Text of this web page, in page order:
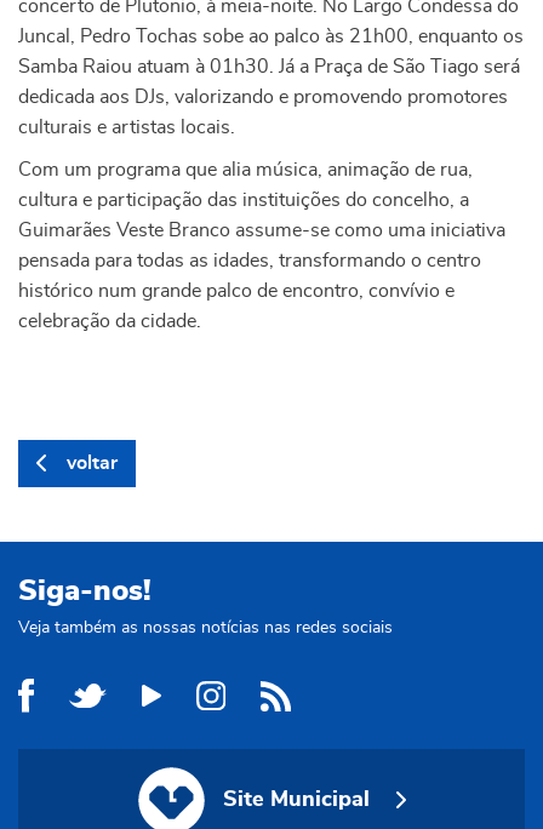
concerto de Plutonio, à meia-noite. No Largo Condessa do
Juncal, Pedro Tochas sobe ao palco às 21h00, enquanto os
Samba Raiou atuam à 01h30. Já a Praça de São Tiago será
dedicada aos DJs, valorizando e promovendo promotores
culturais e artistas locais.
Com um programa que alia música, animação de rua,
cultura e participação das instituições do concelho, a
Guimarães Veste Branco assume-se como uma iniciativa
pensada para todas as idades, transformando o centro
histórico num grande palco de encontro, convívio e
celebração da cidade.
voltar
Siga-nos!
Veja também as nossas notícias nas redes sociais
Site Municipal